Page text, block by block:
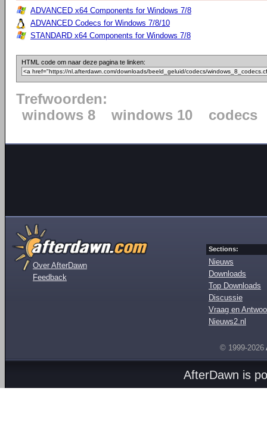
ADVANCED x64 Components for Windows 7/8
ADVANCED Codecs for Windows 7/8/10
STANDARD x64 Components for Windows 7/8
HTML code om naar deze pagina te linken:
Trefwoorden:
windows 8
windows 10 codecs
Over AfterDawn
Feedback
Sections:
Nieuws
Downloads
Top Downloads
Discussie
Vraag en
Nieuws2.nl
© 1999-2026
AfterDawn is